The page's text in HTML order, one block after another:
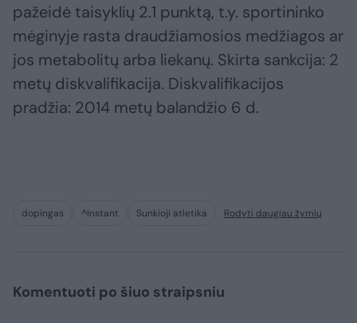
pažeidė taisyklių 2.1 punktą, t.y. sportininko
mėginyje rasta draudžiamosios medžiagos ar
jos metabolitų arba liekanų. Skirta sankcija: 2
metų diskvalifikacija. Diskvalifikacijos
pradžia: 2014 metų balandžio 6 d.
dopingas ^Instant Sunkioji atletika Rodyti daugiau žymių
Komentuoti po šiuo straipsniu